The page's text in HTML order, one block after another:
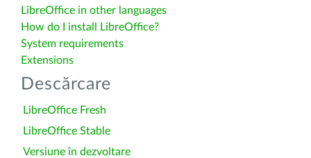
LibreOffice in other languages
How do I install LibreOffice?
System requirements
Extensions
Descărcare
LibreOffice Fresh
LibreOffice Stable
Versiune în dezvoltare